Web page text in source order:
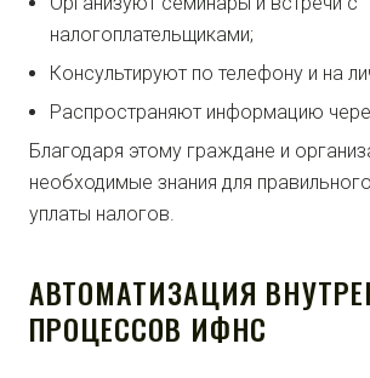
налогоплательщиками;
Консультируют по телефону и на
Распространяют информацию
Благодаря этому граждане и
необходимые знания для
уплаты налогов.
АВТОМАТИЗАЦИЯ
ПРОЦЕССОВ ИФНС